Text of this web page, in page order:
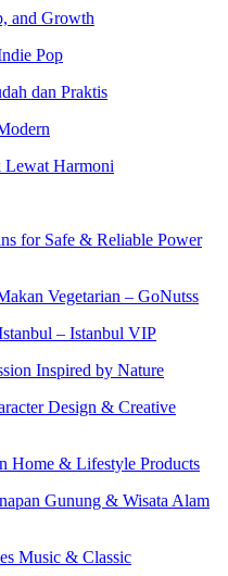
and Growth
Pop
dan Praktis
Lewat Harmoni
for Safe & Reliable Power
Vegetarian – GoNutss
– Istanbul VIP
Inspired by Nature
Design & Creative
Home & Lifestyle Products
Gunung & Wisata Alam
Music & Classic